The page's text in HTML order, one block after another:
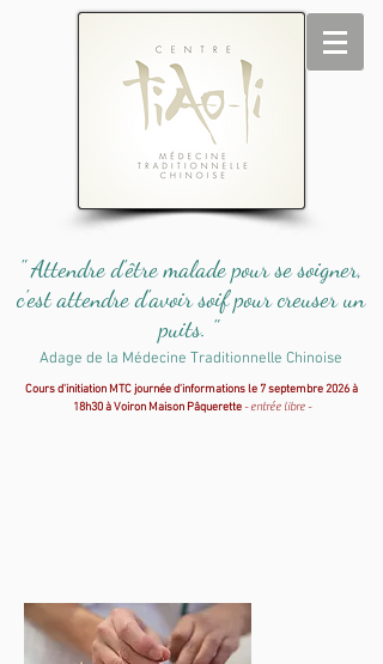
" Attendre d'être malade pour se soigner,
c'est attendre d'avoir soif pour creuser un
puits. "
Adage de la Médecine Traditionnelle Chinoise
Cours d'initiation MTC journée d'informations le 7 septembre 2026 à
18h30 à Voiron Maison Pâquerette- entrée libre -